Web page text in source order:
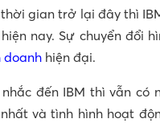
thời gian trở lại đây thì
nay. Sự chuyển đổi
doanh hiện đại.
nhắc đến IBM thì vẫn
và tình hình hoạt